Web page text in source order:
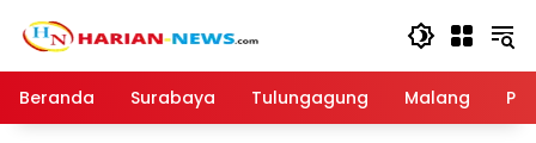
Beranda
Surabaya Tulungagung Malang